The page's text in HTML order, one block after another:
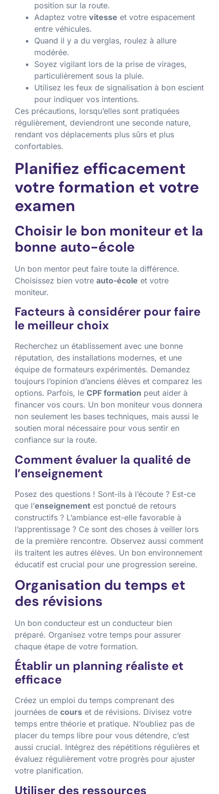
position sur la route.
Adaptez votre vitesse et votre espacement
entre véhicules.
Quand il y a du verglas, roulez à allure
modérée.
Soyez vigilant lors de la prise de virages,
particulièrement sous la pluie.
Utilisez les feux de signalisation à bon escient
pour indiquer vos intentions.
Ces précautions, lorsqu’elles sont pratiquées
régulièrement, deviendront une seconde nature,
rendant vos déplacements plus sûrs et plus
confortables.
Planifiez efficacement
votre formation et votre
examen
Choisir le bon moniteur et la
bonne auto-école
Un bon mentor peut faire toute la différence.
Choisissez bien votre auto-école et votre
moniteur.
Facteurs à considérer pour faire
le meilleur choix
Recherchez un établissement avec une bonne
réputation, des installations modernes, et une
équipe de formateurs expérimentés. Demandez
toujours l’opinion d’anciens élèves et comparez les
options. Parfois, le CPF formation peut aider à
financer vos cours. Un bon moniteur vous donnera
non seulement les bases techniques, mais aussi le
soutien moral nécessaire pour vous sentir en
confiance sur la route.
Comment évaluer la qualité de
l’enseignement
Posez des questions ! Sont-ils à l’écoute ? Est-ce
que l’enseignement est ponctué de retours
constructifs ? L’ambiance est-elle favorable à
l’apprentissage ? Ce sont des choses à veiller lors
de la première rencontre. Observez aussi comment
ils traitent les autres élèves. Un bon environnement
éducatif est crucial pour une progression sereine.
Organisation du temps et
des révisions
Un bon conducteur est un conducteur bien
préparé. Organisez votre temps pour assurer
chaque étape de votre formation.
Établir un planning réaliste et
efficace
Créez un emploi du temps comprenant des
journées de cours et de révisions. Divisez votre
temps entre théorie et pratique. N’oubliez pas de
placer du temps libre pour vous détendre, c’est
aussi crucial. Intégrez des répétitions régulières et
évaluez régulièrement votre progrès pour ajuster
votre planification.
Utiliser des ressources